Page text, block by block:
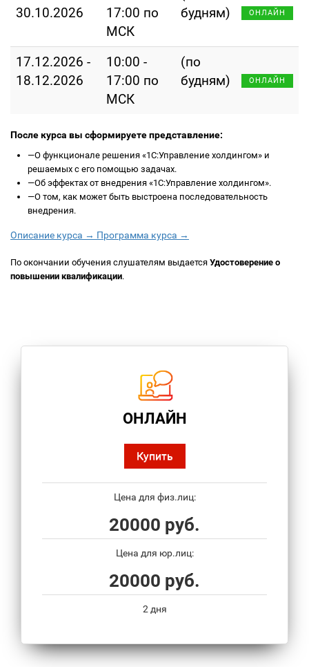
30.10.2026
17:00 по
МСК
будням)
ОНЛАЙН
17.12.2026 -
18.12.2026
10:00 -
17:00 по
МСК
(по
будням)
ОНЛАЙН
После курса вы сформируете представление:
—О функционале решения «1С:Управление холдингом» и
решаемых с его помощью задачах.
—Об эффектах от внедрения «1С:Управление холдингом».
—О том, как может быть выстроена последовательность
внедрения.
Описание курса → Программа курса →
По окончании обучения слушателям выдается Удостоверение о
повышении квалификации.
ОНЛАЙН
Купить
Цена для физ.лиц:
20000 руб.
Цена для юр.лиц:
20000 руб.
2 дня